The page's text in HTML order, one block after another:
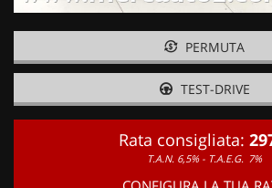
PERMUTA
TEST-DRIVE
Rata consigliata:
T.A.N. 6,5% - T.A.E.G. 7%